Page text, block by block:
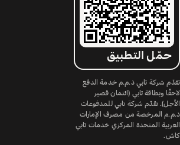
حمّل التطبيق
تقدّم شركة تابي ذ.م.م خدمة الدفع
لاحقًا وبطاقة تابي (ائتمان قصير
الأجل). تقدّم شركة تابي للمدفوعات
ذ.م.م المرخصة من مصرف الإمارات
العربية المتحدة المركزي خدمات تابي
كاش.